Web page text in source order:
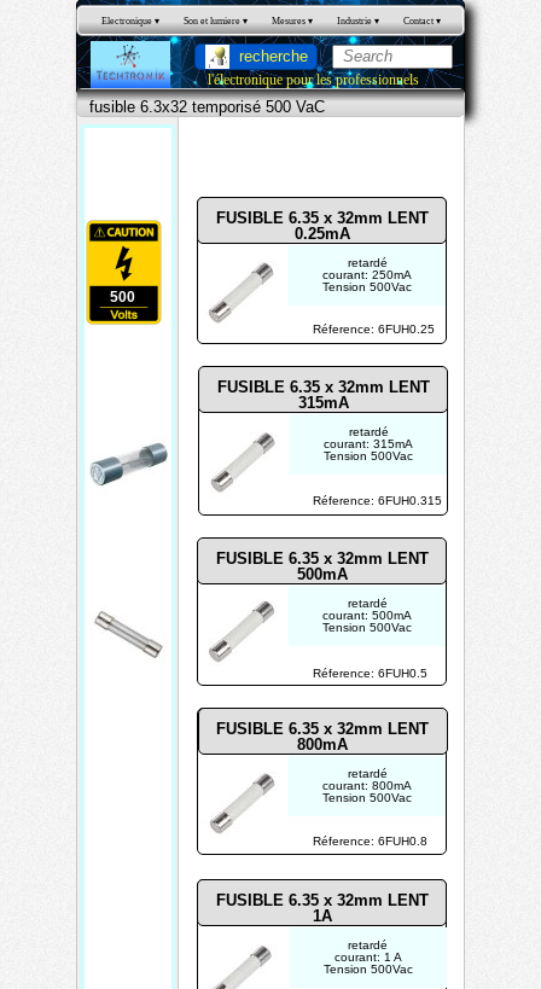
Electronique ▾ Son et lumiere ▾ Mesures ▾ Industrie ▾ Contact ▾
recherche
l'électronique pour les professionnels
fusible
retardé
courant: 250mA
Tension 500Vac
Réference: 6FUH0.25
FUSIBLE 6.35 x 32mm LENT
0.25mA
retardé
courant: 1 A
Tension 500Vac
FUSIBLE 6.35 x 32mm LENT
1A
fusible 6.3x32 temporisé 500 VaC
6.3x
32
Vac
Réference: 6FUH0.315
Réference: 6FUH0.5
Réference: 6FUH0.8
retardé
courant: 315mA
Tension 500Vac
retardé
courant: 500mA
Tension 500Vac
retardé
courant: 800mA
Tension 500Vac
FUSIBLE 6.35 x 32mm LENT
315mA
FUSIBLE 6.35 x 32mm LENT
500mA
FUSIBLE 6.35 x 32mm LENT
800mA
500